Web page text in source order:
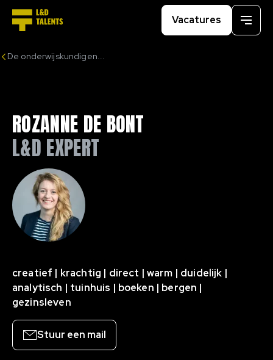
Vacatures
Menu
De onderwijskundigen...
ROZANNE DE BONT
L&D EXPERT
creatief | krachtig | direct | warm | duidelijk |
analytisch | tuinhuis | boeken | bergen |
gezinsleven
Stuur een mail